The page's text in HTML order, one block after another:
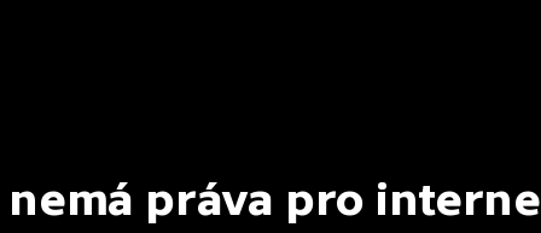
nemá práva pro